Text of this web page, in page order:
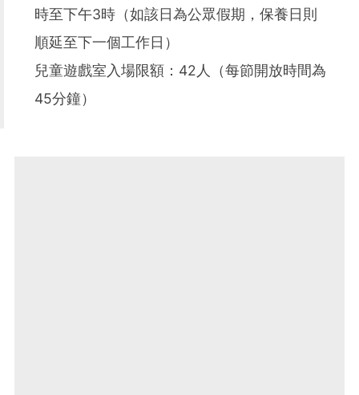
時至下午3時（如該日為公眾假期，保養日則
順延至下一個工作日）
兒童遊戲室入場限額：42人（每節開放時間為
45分鐘）